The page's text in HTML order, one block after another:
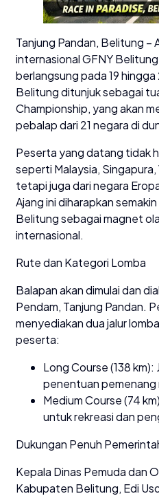
Tanjung Pandan, Belitung –
internasional GFNY
berlangsung pada 19 hingga
Belitung ditunjuk sebagai
Championship, yang akan
pebalap dari 21 negara di
Peserta yang datang tidak
seperti Malaysia,
tetapi juga dari negara
Ajang ini diharapkan
Belitung sebagai magnet
internasional.
Rute dan Kategori Lomba
Balapan akan dimulai dan
Pendam, Tanjung Pandan.
menyediakan dua jalur
peserta:
Long Course (138
penentuan pemenang
Medium Course (74
untuk rekreasi dan
Dukungan Penuh
Kepala Dinas Pemuda dan
Kabupaten Belitung, Edi